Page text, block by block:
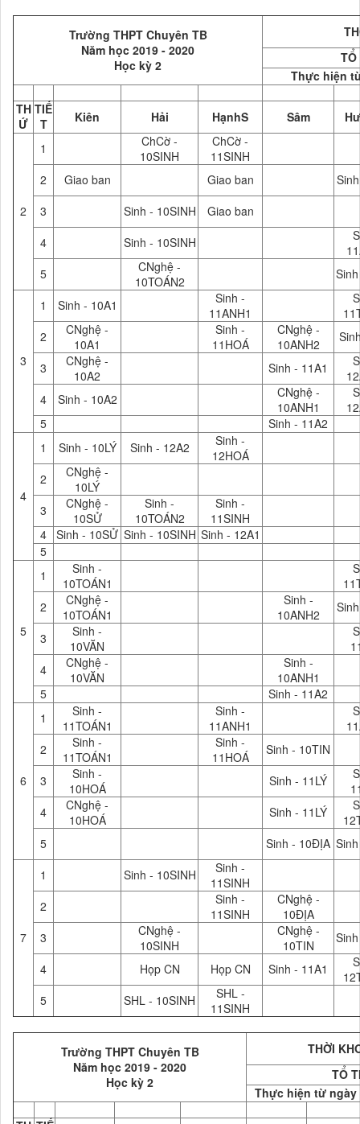
Trường THPT Chuyên TB
Năm học 2019 - 2020
Học kỳ 2
TỔ
Thực hiện
TH
Ứ
TIẾ
T
Kiên Hải HạnhS Sâm
2
1
ChCờ -
10SINH
ChCờ -
11SINH
2
Giao ban Giao ban
3
Sinh - 10SINH
Giao ban
4
Sinh - 10SINH
5
CNghệ -
10TOÁN2
3
1 Sinh - 10A1
Sinh -
11ANH1
2
CNghệ -
10A1
Sinh -
11HOÁ
CNghệ -
10ANH2
3
CNghệ -
10A2
Sinh - 11A1
4
Sinh - 10A2
CNghệ -
10ANH1
5
Sinh - 11A2
4
1 Sinh - 10LÝ Sinh - 12A2
Sinh -
12HOÁ
2
CNghệ -
10LÝ
3
CNghệ -
10SỬ
Sinh -
10TOÁN2
Sinh -
11SINH
4 Sinh - 10SỬ Sinh - 10SINH Sinh - 12A1
5
5
1
Sinh -
10TOÁN1
2
CNghệ -
10TOÁN1
Sinh -
10ANH2
3
Sinh -
10VĂN
4
CNghệ -
10VĂN
Sinh -
10ANH1
5
Sinh - 11A2
6
1
Sinh -
11TOÁN1
Sinh -
11ANH1
2
Sinh -
11TOÁN1
Sinh -
11HOÁ
Sinh - 10TIN
3
Sinh -
10HOÁ
Sinh - 11LÝ
4
CNghệ -
10HOÁ
Sinh - 11LÝ
5
Sinh - 10ĐỊA
7
1 Sinh - 10SINH
Sinh -
11SINH
2
Sinh -
11SINH
CNghệ -
10ĐỊA
3
CNghệ -
10SINH
CNghệ -
10TIN
4
Họp CN Họp CN Sinh - 11A1
5
SHL - 10SINH
SHL -
11SINH
Trường THPT Chuyên TB
Năm học 2019 - 2020
Học kỳ 2
THỜI
TỔ
Thực hiện từ ngày